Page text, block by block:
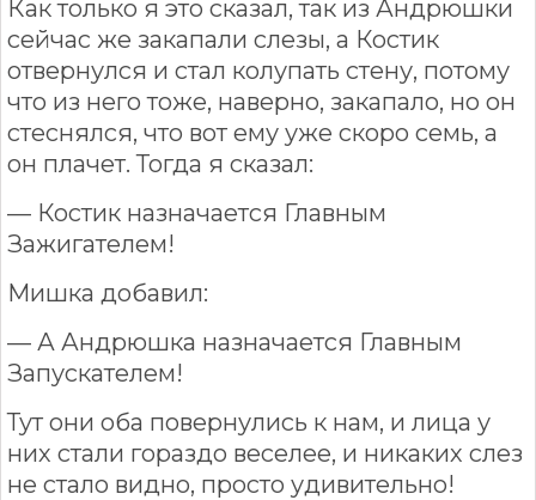
Как только я это сказал, так из Андрюшки
сейчас же закапали слезы, а Костик
отвернулся и стал колупать стену, потому
что из него тоже, наверно, закапало, но он
стеснялся, что вот ему уже скоро семь, а
он плачет. Тогда я сказал:
— Костик назначается Главным
Зажигателем!
Мишка добавил:
— А Андрюшка назначается Главным
Запускателем!
Тут они оба повернулись к нам, и лица у
них стали гораздо веселее, и никаких слез
не стало видно, просто удивительно!